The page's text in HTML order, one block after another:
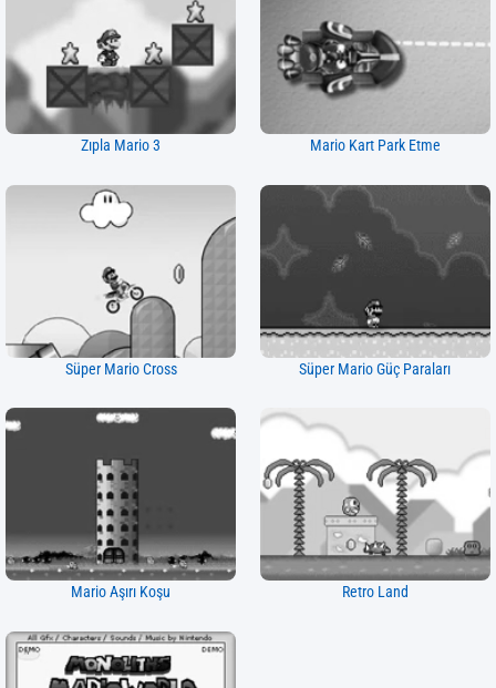
Zıpla Mario 3 Mario Kart Park Etme
Süper Mario Cross Süper Mario Güç Paraları
Mario Aşırı Koşu Retro Land